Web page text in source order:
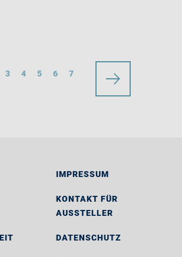
3 4 5 6 7
IMPRESSUM
KONTAKT FÜR
AUSSTELLER
DATENSCHUTZ